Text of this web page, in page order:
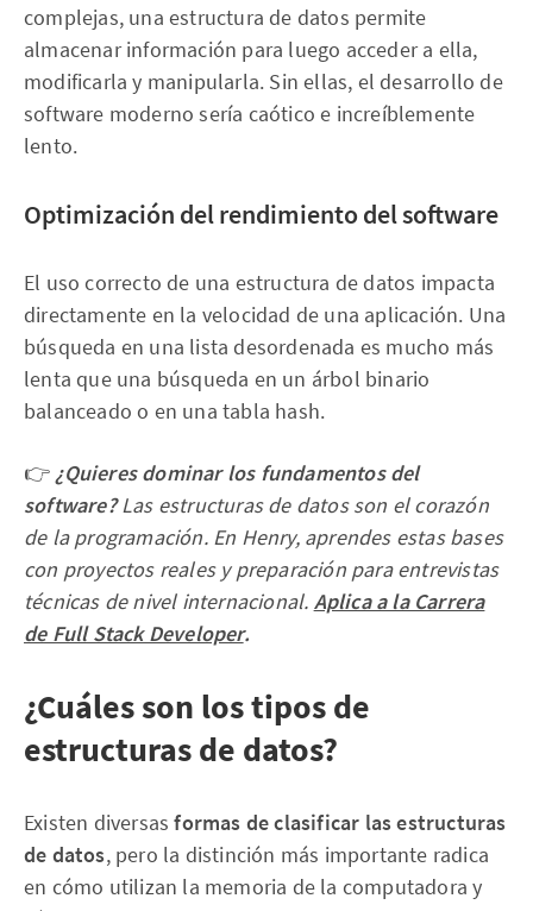
complejas, una estructura de datos permite
almacenar información para luego acceder a ella,
modificarla y manipularla. Sin ellas, el desarrollo de
software moderno sería caótico e increíblemente
lento.
Optimización del rendimiento del software
El uso correcto de una estructura de datos impacta
directamente en la velocidad de una aplicación. Una
búsqueda en una lista desordenada es mucho más
lenta que una búsqueda en un árbol binario
balanceado o en una tabla hash.
👉 ¿Quieres dominar los fundamentos del
software?Las estructuras de datos son el corazón
de la programación. En Henry, aprendes estas bases
con proyectos reales y preparación para entrevistas
técnicas de nivel internacional. Aplica a la Carrera
de Full Stack Developer.
¿Cuáles son los tipos de
estructuras de datos?
Existen diversasformas de clasificar las estructuras
de datos, pero la distinción más importante radica
en cómo utilizan la memoria de la computadora y